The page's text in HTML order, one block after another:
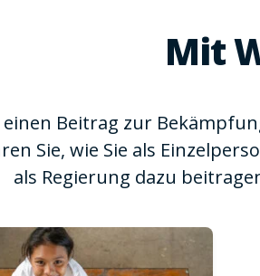
Mit
einen Beitrag zur
Sie, wie Sie als
als Regierung dazu